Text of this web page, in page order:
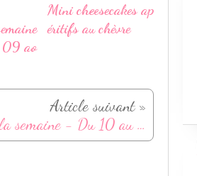
ao
Mini cheesecakes ap
éritifs au chèvre
Article suivant »
Menu de la semaine - Du 10 au 16 juin